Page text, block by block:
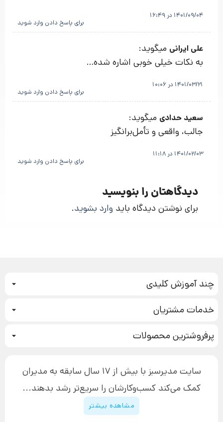
1401/09/04 در 16:49
برای پاسخ دادن وارد شوید
علی ایرانی میگوید:
به نکات خیلی خوبی اشاره شده…
1401/03/21 در 10:06
برای پاسخ دادن وارد شوید
سعید حدادی میگوید:
جالب، واقعی و تأمل‌برانگیز
1401/02/03 در 11:18
برای پاسخ دادن وارد شوید
دیدگاهتان را بنویسید
برای نوشتن دیدگاه باید وارد بشوید.
چند آموزش کلیدی
بازاریابی عصبی
تبلیغ نویسی
افزایش عملکرد
چگونه کتاب بنویسیم
دوره اینستاگرام
خدمات مشتریان
آموزش دسترسی به دانلود فایل‌ها
پیگیری سفارش
پشتیبانی
قوانین و مقررات سایت
پرفروشترین محصولاتدوره جدید سیستم سازی
سایت مدیرسبز با بیش از 17 سال سابقه به مدیران
کمک می‌کند کسب‌و‌کارشان را سریع‌تر رشد بدهند...
مشاهده بیشتر